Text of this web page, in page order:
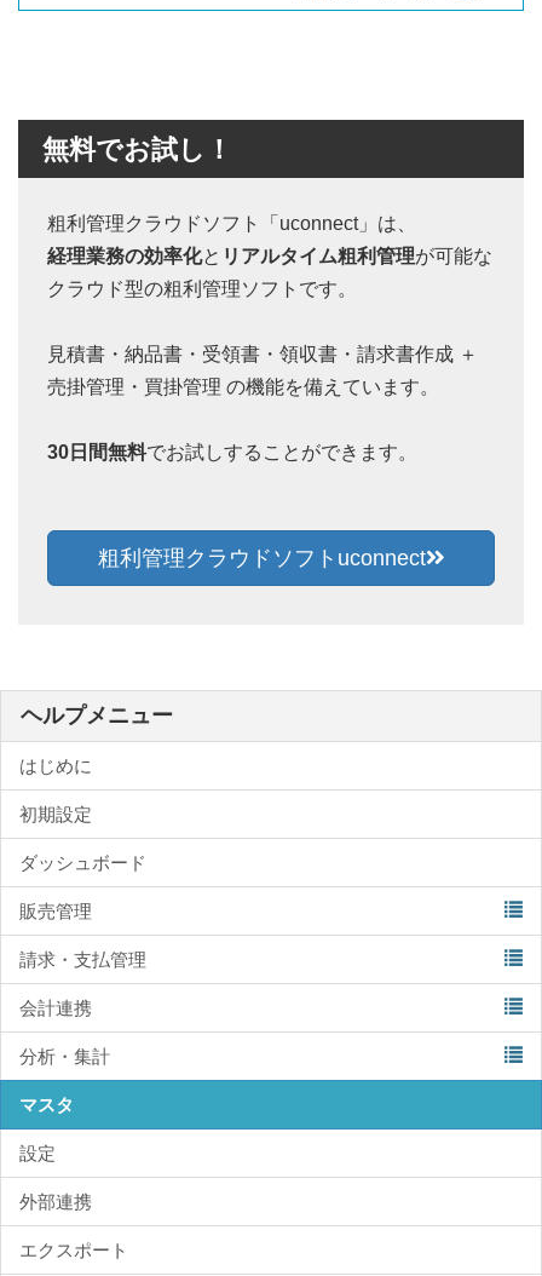
無料でお試し！
粗利管理クラウドソフト「uconnect」は、
経理業務の効率化と リアルタイム粗利管理が可能な
クラウド型の粗利管理ソフトです。
見積書・納品書・受領書・領収書・請求書作成 ＋
売掛管理・買掛管理 の機能を備えています。
30日間無料でお試しすることができます。
粗利管理クラウドソフトuconnect
ヘルプメニュー
はじめに
初期設定
ダッシュボード
販売管理
請求・支払管理
会計連携
分析・集計
マスタ
設定
外部連携
エクスポート